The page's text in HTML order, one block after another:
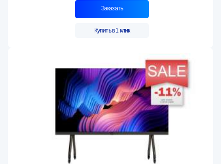
Заказать
Купить в 1 клик